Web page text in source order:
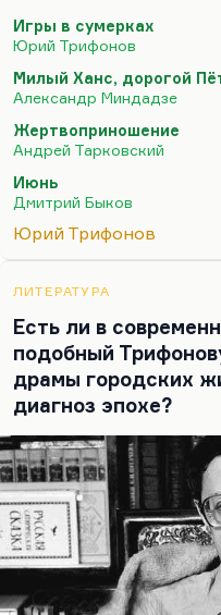
авангардную и, по-
картину. Или
«Милого Ханса,
вышла книга
думаю, станет
на непонятность
самого начала была
эпохи. Потому что
невротизация,
Игры в сумерках
Юрий Трифонов
Милый Ханс, дорогой
Александр Миндадзе
Жертвоприношение
Андрей Тарковский
Июнь
Дмитрий Быков
Юрий Трифонов
ЛИТЕРАТУРА
Есть ли в
подобный
драмы городских
диагноз эпохе?